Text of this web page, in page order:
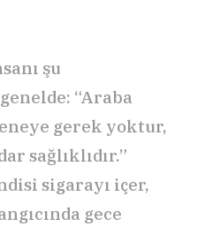
şu
“Araba
gerek yoktur,
sağlıklıdır.”
sigarayı içer,
gece